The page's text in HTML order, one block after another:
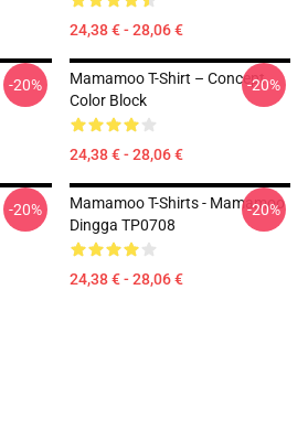
24,38 € - 28,06 €
-20%
Mamamoo T-Shirt – Concept
Color Block
24,38 € - 28,06 €
-20%
-20%
Mamamoo T-Shirts - Mamamoo
Dingga TP0708
24,38 € - 28,06 €
-20%